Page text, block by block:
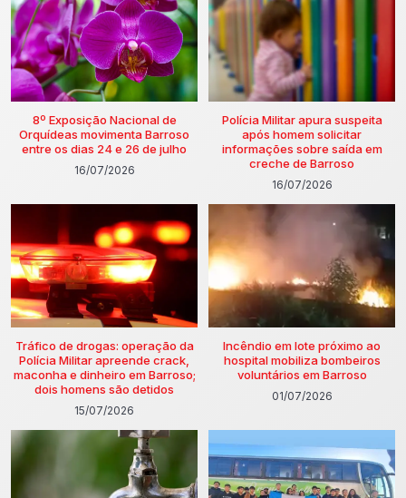
8º Exposição Nacional de
Orquídeas movimenta Barroso
entre os dias 24 e 26 de julho
16/07/2026
Polícia Militar apura suspeita
após homem solicitar
informações sobre saída em
creche de Barroso
16/07/2026
Tráfico de drogas: operação da
Polícia Militar apreende crack,
maconha e dinheiro em Barroso;
dois homens são detidos
15/07/2026
Incêndio em lote próximo ao
hospital mobiliza bombeiros
voluntários em Barroso
01/07/2026